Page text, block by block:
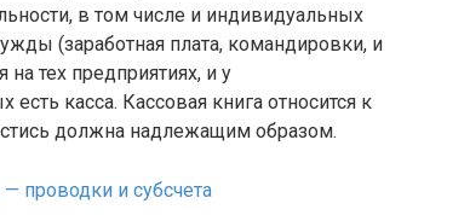
в том числе и индивидуальных
(заработная плата, командировки, и
тех предприятиях, и у
касса. Кассовая книга относится к
должна надлежащим образом.
проводки и субсчета